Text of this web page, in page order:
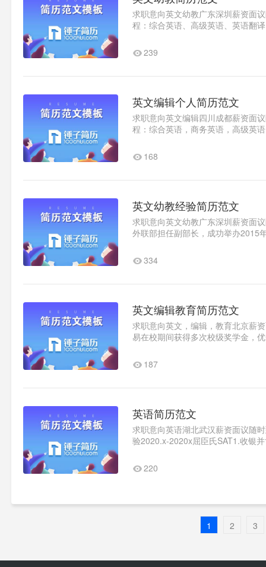
求职意向英文幼教广东深圳薪资面
程：综合英语、高级英语、英语翻
239
英文编辑个人简历范文
求职意向英文编辑四川成都薪资面
程：综合英语，商务英语，高级英
168
英文幼教经验简历范文
求职意向英文幼教广东深圳薪资面
外联部担任副部长，成功举办2015
334
英文编辑教育简历范文
求职意向英文，编辑，教育北京薪
易在校期间获得多次校级奖学金，
187
英语简历范文
求职意向英语湖北武汉薪资面议随
验2020.x-2020x屈臣氏SAT1.收银
220
1 2 3